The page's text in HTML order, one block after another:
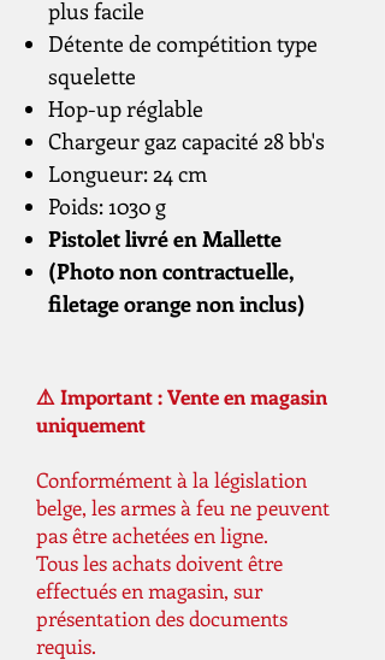
plus facile
Détente de compétition type
squelette
Hop-up réglable
Chargeur gaz capacité 28 bb's
Longueur: 24 cm
Poids: 1030 g
Pistolet livré en Mallette
(Photo non contractuelle,
filetage orange non inclus)
⚠️ Important : Vente en magasin
uniquement
Conformément à la législation
belge, les armes à feu ne peuvent
pas être achetées en ligne.
Tous les achats doivent être
effectués en magasin, sur
présentation des documents
requis.